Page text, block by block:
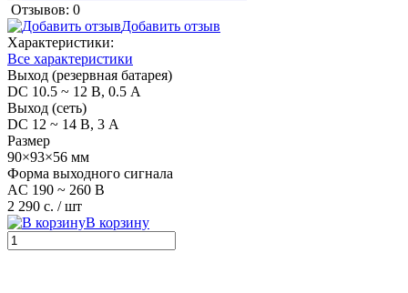
Отзывов: 0
Добавить отзыв
Характеристики:
Все характеристики
Выход (резервная батарея)
DC 10.5 ~ 12 В, 0.5 А
Выход (сеть)
DC 12 ~ 14 В, 3 А
Размер
90×93×56 мм
Форма выходного сигнала
AC 190 ~ 260 В
2 290 с. / шт
В корзину